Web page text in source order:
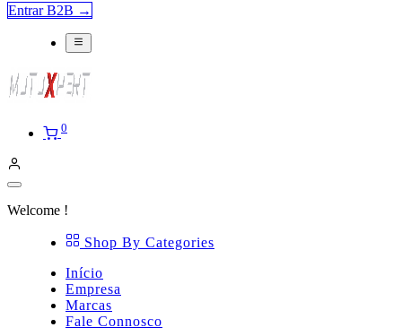
Entrar B2B →
0
Welcome !
Shop By Categories
Início
Empresa
Marcas
Fale Connosco